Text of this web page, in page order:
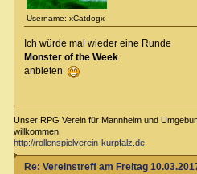
Username: xCatdogx
Ich würde mal wieder eine Runde
Monster of the Week
anbieten
Unser RPG Verein für Mannheim und
willkommen
http://rollenspielverein-kurpfalz.de
Re: Vereinstreff am Freitag